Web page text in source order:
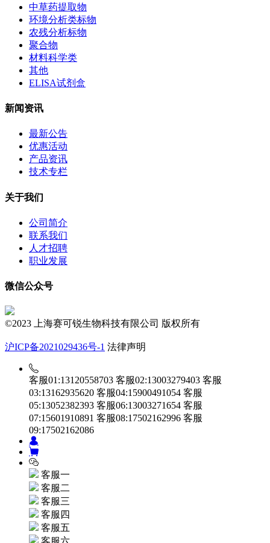
中草药提取物
环境分析类标物
农残分析标物
聚合物
材料科学类
其他
ELISA试剂盒
新闻资讯
最新公告
优惠活动
产品资讯
技术专栏
关于我们
公司简介
联系我们
人才招聘
职业发展
微信公众号
©2023 上海赛可锐生物科技有限公司 版权所有
沪ICP备2021029436号-1 法律声明
客服01:13120558703 客服02:13003279403 客服
03:13162935620 客服04:15900491054 客服
05:13052382393 客服06:13003271654 客服
07:15601910891 客服08:17502162996 客服
09:17502162086
客服一
客服二
客服三
客服四
客服五